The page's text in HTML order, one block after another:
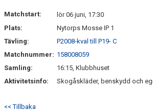
FAQ
Matchstart:
lör 06 juni, 17:30
Plats:
Nytorps Mosse IP 1
Tävling:
P2008-kval till P19- C
Matchnummer: 158008059
Samling:
16:15, Klubbhuset
Aktivitetsinfo:
Skogåskläder, benskydd och
<< Tillbaka